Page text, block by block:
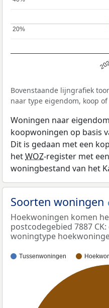
20%
20%
Bovenstaande lijngrafiek
naar type eigendom, koop
Woningen naar
koopwoningen op basis
Dit is gedaan met een
hetWOZ-register met
woningbestand van het
Soorten woningen
Hoekwoningen komen
postcodegebied 7887
woningtype
Tussenwoningen